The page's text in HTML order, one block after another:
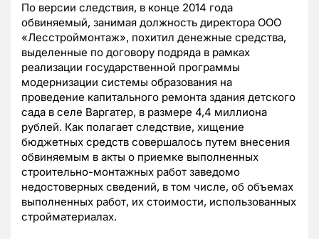
По версии следствия, в конце 2014 года
обвиняемый, занимая должность директора ООО
«Лесстроймонтаж», похитил денежные средства,
выделенные по договору подряда в рамках
реализации государственной программы
модернизации системы образования на
проведение капитального ремонта здания детского
сада в селе Варгатер, в размере 4,4 миллиона
рублей. Как полагает следствие, хищение
бюджетных средств совершалось путем внесения
обвиняемым в акты о приемке выполненных
строительно-монтажных работ заведомо
недостоверных сведений, в том числе, об объемах
выполненных работ, их стоимости, использованных
стройматериалах.